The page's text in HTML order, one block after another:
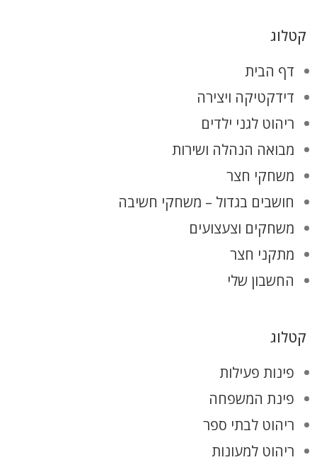
קטלוג
דף הבית
דידקטיקה ויצירה
ריהוט לגני ילדים
מבואה הנהלה ושירות
משחקי חצר
חושבים בגדול – משחקי חשיבה
משחקים וצעצועים
מתקני חצר
החשבון שלי
קטלוג
פינות פעילות
פינת המשפחה
ריהוט לבתי ספר
ריהוט למעונות